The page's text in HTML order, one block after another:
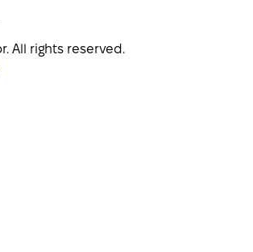
All rights reserved.